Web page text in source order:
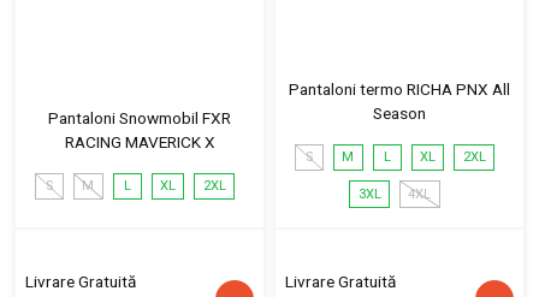
Pantaloni Snowmobil FXR
RACING MAVERICK X
S M L XL 2XL
Livrare Gratuită
Pantaloni termo RICHA PNX All
Season
S M L XL 2XL
3XL 4XL
Livrare Gratuită